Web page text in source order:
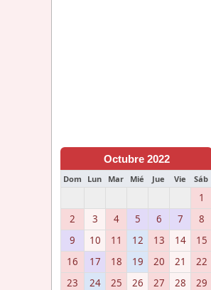
Octubre 2022
Dom Lun Mar Mié Jue Vie Sáb
1
2
3 4 5 6 7
8
9
10 11 12 13 14
15
16
17 18 19 20 21
22
23
24 25 26 27 28
29